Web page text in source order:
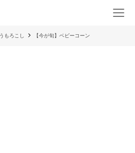
もろこし 【今が旬】ベビーコーン